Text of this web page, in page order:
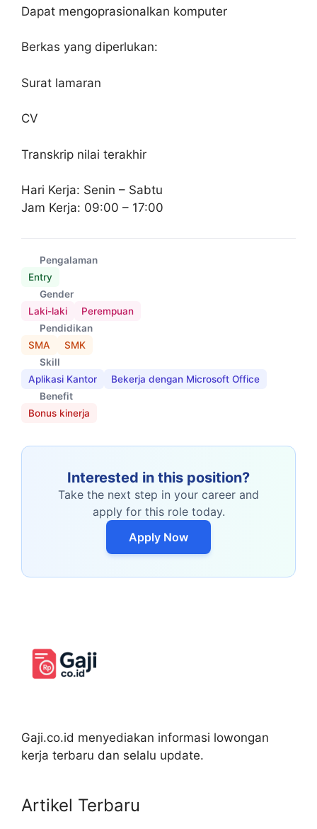
Dapat mengoprasionalkan komputer
Berkas yang diperlukan:
Surat lamaran
CV
Transkrip nilai terakhir
Hari Kerja: Senin – Sabtu
Jam Kerja: 09:00 – 17:00
Pengalaman
Entry
Gender
Laki-laki
Perempuan
Pendidikan
SMA
SMK
Skill
Aplikasi Kantor
Bekerja dengan Microsoft Office
Benefit
Bonus kinerja
Interested in this position?
Take the next step in your career and
apply for this role today.
Apply Now
Gaji.co.id menyediakan informasi lowongan
kerja terbaru dan selalu update.
Artikel Terbaru